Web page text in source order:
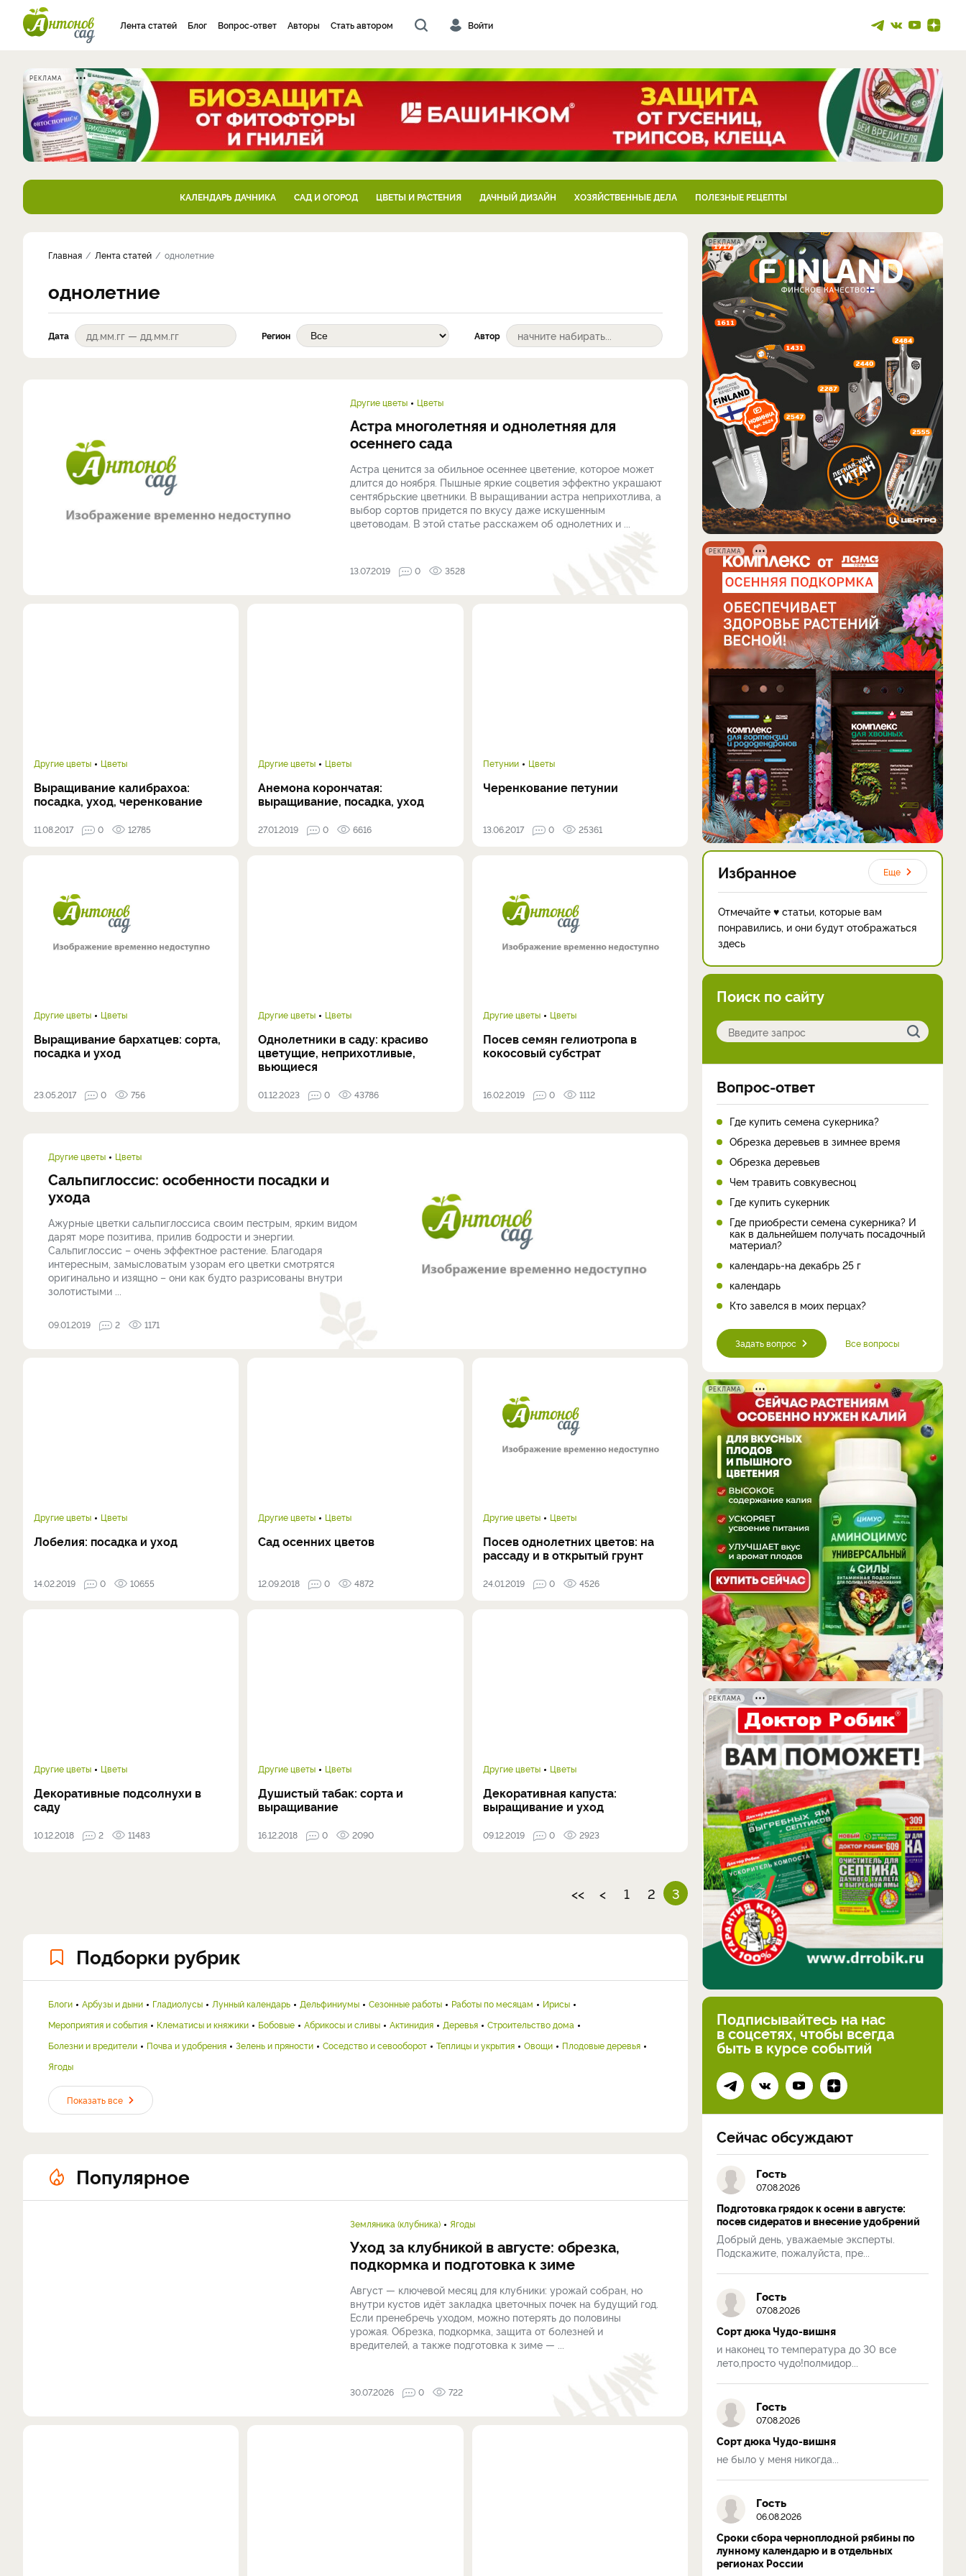
Лента статей Блог Вопрос-ответ Авторы Стать автором Войти
РЕКЛАМА
КАЛЕНДАРЬ ДАЧНИКА САД И ОГОРОД ЦВЕТЫ И РАСТЕНИЯ ДАЧНЫЙ ДИЗАЙН ХОЗЯЙСТВЕННЫЕ ДЕЛА ПОЛЕЗНЫЕ РЕЦЕПТЫ
Главная Лента статей однолетние
однолетние
Дата Регион Автор
Другие цветы Цветы
Астра многолетняя и однолетняя для
осеннего сада
Астра ценится за обильное осеннее цветение, которое может
длится до ноября. Пышные яркие соцветия эффектно украшают
сентябрьские цветники. В выращивании астра неприхотлива, а
выбор сортов придется по вкусу даже искушенным
цветоводам. В этой статье расскажем об однолетних и ...
13.07.2019 0 3528
Другие цветы Цветы
Выращивание калибрахоа:
посадка, уход, черенкование
11.08.2017 0 12785
Другие цветы Цветы
Анемона корончатая:
выращивание, посадка, уход
27.01.2019 0 6616
Петунии Цветы
Черенкование петунии
13.06.2017 0 25361
Другие цветы Цветы
Выращивание бархатцев: сорта,
посадка и уход
23.05.2017 0 756
Другие цветы Цветы
Однолетники в саду: красиво
цветущие, неприхотливые,
вьющиеся
01.12.2023 0 43786
Другие цветы Цветы
Посев семян гелиотропа в
кокосовый субстрат
16.02.2019 0 1112
Другие цветы Цветы
Сальпиглоссис: особенности посадки и
ухода
Ажурные цветки сальпиглоссиса своим пестрым, ярким видом
дарят море позитива, прилив бодрости и энергии.
Сальпиглоссис – очень эффектное растение. Благодаря
интересным, замысловатым узорам его цветки смотрятся
оригинально и изящно – они как будто разрисованы внутри
золотистыми ...
09.01.2019 2 1171
Другие цветы Цветы
Лобелия: посадка и уход
14.02.2019 0 10655
Другие цветы Цветы
Сад осенних цветов
12.09.2018 0 4872
Другие цветы Цветы
Посев однолетних цветов: на
рассаду и в открытый грунт
24.01.2019 0 4526
Другие цветы Цветы
Декоративные подсолнухи в
саду
10.12.2018 2 11483
Другие цветы Цветы
Душистый табак: сорта и
выращивание
16.12.2018 0 2090
Другие цветы Цветы
Декоративная капуста:
выращивание и уход
09.12.2019 0 2923
<< < 1 2 3
Подборки рубрик
Блоги Арбузы и дыни Гладиолусы Лунный календарь Дельфиниумы Сезонные работы Работы по месяцам
Ирисы
Мероприятия и события
Клематисы и княжики Бобовые Абрикосы и сливы Актинидия Деревья
Строительство дома
Болезни и вредители
Почва и удобрения Зелень и пряности Соседство и севооборот Теплицы и укрытия Овощи
Плодовые деревья
Ягоды
Показать все
Популярное
Земляника (клубника) Ягоды
Уход за клубникой в августе: обрезка,
подкормка и подготовка к зиме
Август — ключевой месяц для клубники: урожай собран, но
внутри кустов идёт закладка цветочных почек на будущий год.
Если пренебречь уходом, можно потерять до половины
урожая. Обрезка, подкормка, защита от болезней и
вредителей, а также подготовка к зиме — ...
30.07.2026 0 722
РЕКЛАМА
РЕКЛАМА
Избранное Еще
Отмечайте ♥ статьи, которые вам
понравились, и они будут отображаться
здесь
Поиск по сайту
Вопрос-ответ
Где купить семена сукерника?
Обрезка деревьев в зимнее время
Обрезка деревьев
Чем травить совкувесноц
Где купить сукерник
Где приобрести семена сукерника? И
как в дальнейшем получать посадочный
материал?
календарь-на декабрь 25 г
календарь
Кто завелся в моих перцах?
Задать вопрос Все вопросы
РЕКЛАМА
РЕКЛАМА
Подписывайтесь на нас
в соцсетях, чтобы всегда
быть в курсе событий
Сейчас обсуждают
Гость
07.08.2026
Подготовка грядок к осени в августе:
посев сидератов и внесение удобрений
Добрый день, уважаемые эксперты.
Подскажите, пожалуйста, пре...
Гость
07.08.2026
Сорт дюка Чудо-вишня
и наконец то температура до 30 все
лето,просто чудо!полмидор...
Гость
07.08.2026
Сорт дюка Чудо-вишня
не было у меня никогда...
Гость
06.08.2026
Сроки сбора черноплодной рябины по
лунному календарю и в отдельных
регионах России